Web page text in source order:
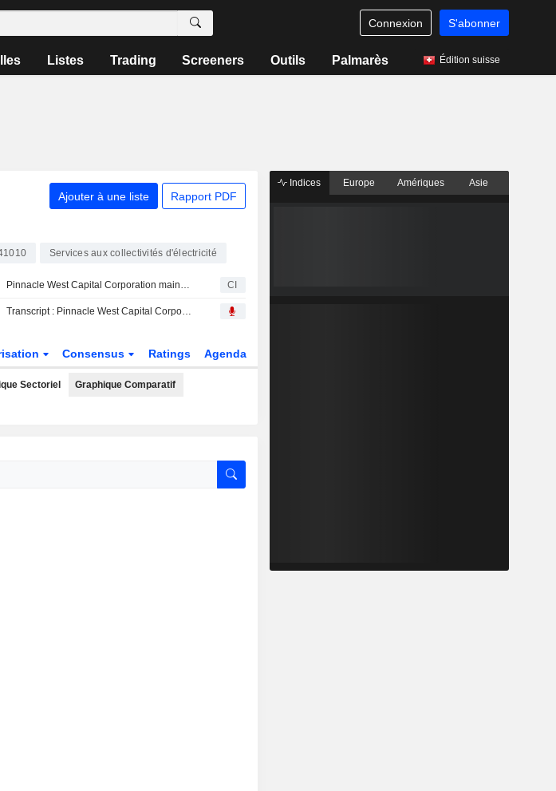
Connexion S'abonner
Listes Trading Screeners Outils Palmarès Édition suisse
Ajouter à une liste Rapport PDF
Services aux collectivités d'électricité
Pinnacle West Capital Corporation maintient ses prévisions de bénéfices consolidés pour l'exercice 2026 CI
Transcript : Pinnacle West Capital Corporation, Q2 2026 Earnings Call, Aug 04, 2026
Consensus Ratings Agenda
Sectoriel Graphique Comparatif
Indices Europe Amériques Asie